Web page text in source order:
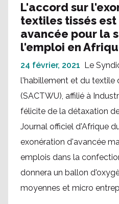
L'accord sur
textiles tissés
avancée pour la
l'emploi en
24 février, 2021 Le
l'habillement et du textile
(SACTWU), affilié à
félicite de la détaxation
Journal officiel d'Afrique
exonération d'avancée
emplois dans la
donnera un ballon
moyennes et micro